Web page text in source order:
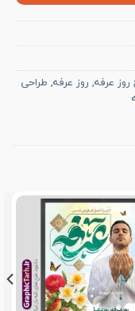
روز عرفه, روز عرفه, طراحی